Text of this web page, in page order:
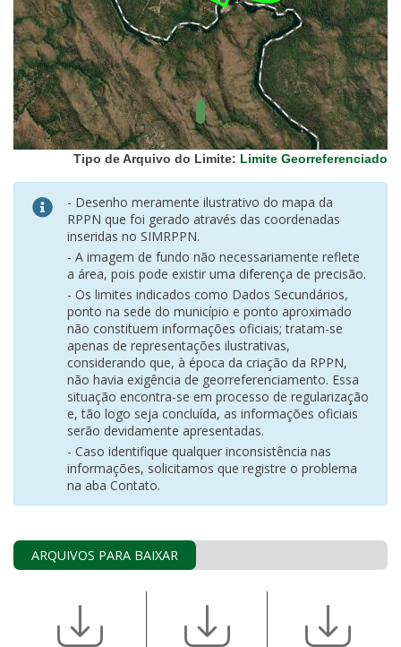
Vegetação
(IBGE)
Rodovias
(IBGE)
Relevo
(IBGE)
Tipo de Arquivo do Limite: Limite Georreferenciado
- Desenho meramente ilustrativo do mapa da
RPPN que foi gerado através das coordenadas
inseridas no SIMRPPN.
- A imagem de fundo não necessariamente reflete
a área, pois pode existir uma diferença de precisão.
- Os limites indicados como Dados Secundários,
ponto na sede do município e ponto aproximado
não constituem informações oficiais; tratam-se
apenas de representações ilustrativas,
considerando que, à época da criação da RPPN,
não havia exigência de georreferenciamento. Essa
situação encontra-se em processo de regularização
e, tão logo seja concluída, as informações oficiais
serão devidamente apresentadas.
- Caso identifique qualquer inconsistência nas
informações, solicitamos que registre o problema
na aba Contato.
ARQUIVOS PARA BAIXAR